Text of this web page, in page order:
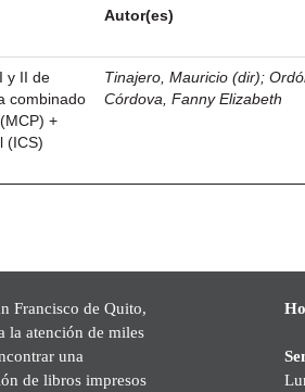
Autor(es)
y II de
combinado
+
(ICS)
Tinajero, Mauricio (dir);
Córdova, Fanny Elizabeth
Francisco de Quito,
la atención de miles
una
de libros impresos